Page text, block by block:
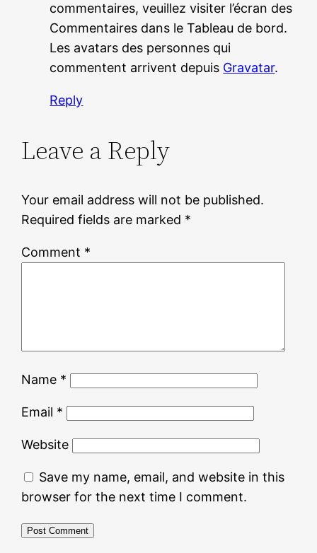
commentaires, veuillez visiter l’écran des
Commentaires dans le Tableau de bord.
Les avatars des personnes qui
commentent arrivent depuis Gravatar.
Reply
Leave a Reply
Your email address will not be published.
Required fields are marked *
Comment *
Name *
Email *
Website
Save my name, email, and website in this
browser for the next time I comment.